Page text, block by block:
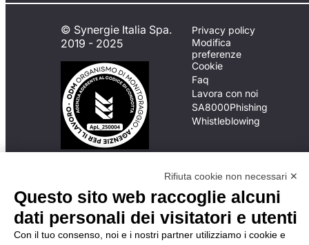
© Synergie Italia Spa.
2019 - 2025
inadempimento da parte
della ApL delle
disposizioni
del Codice di Condotta, è
possibile presentare un
Privacy policy
Modifica
preferenze
Cookie
Faq
Lavora con noi
SA8000Phishing
Whistleblowing
Rifiuta cookie non necessari ✕
Questo sito web raccoglie alcuni
dati personali dei visitatori e utenti
Con il tuo consenso, noi e i nostri partner utilizziamo i cookie e